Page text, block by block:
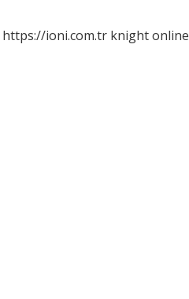
https://ioni.com.tr knight online